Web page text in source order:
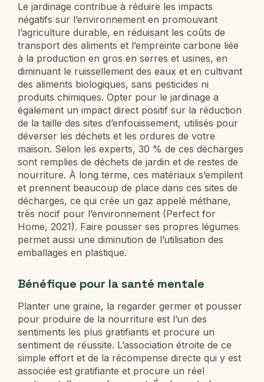
Le jardinage contribue à réduire les impacts
négatifs sur l’environnement en promouvant
l’agriculture durable, en réduisant les coûts de
transport des aliments et l’empreinte carbone liée
à la production en gros en serres et usines, en
diminuant le ruissellement des eaux et en cultivant
des aliments biologiques, sans pesticides ni
produits chimiques. Opter pour le jardinage a
également un impact direct positif sur la réduction
de la taille des sites d’enfouissement, utilisés pour
déverser les déchets et les ordures de votre
maison. Selon les experts, 30 % de ces décharges
sont remplies de déchets de jardin et de restes de
nourriture. À long terme, ces matériaux s’empilent
et prennent beaucoup de place dans ces sites de
décharges, ce qui crée un gaz appelé méthane,
très nocif pour l’environnement (Perfect for
Home, 2021). Faire pousser ses propres légumes
permet aussi une diminution de l’utilisation des
emballages en plastique.
Bénéfique pour la santé mentale
Planter une graine, la regarder germer et pousser
pour produire de la nourriture est l’un des
sentiments les plus gratifiants et procure un
sentiment de réussite. L’association étroite de ce
simple effort et de la récompense directe qui y est
associée est gratifiante et procure un réel